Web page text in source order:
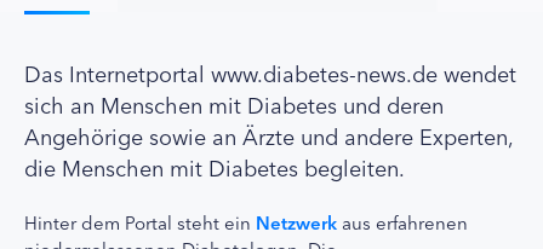
Das Internetportal www.diabetes-news.de wendet
sich an Menschen mit Diabetes und deren
Angehörige sowie an Ärzte und andere Experten,
die Menschen mit Diabetes begleiten.
Hinter dem Portal steht ein Netzwerk aus erfahrenen